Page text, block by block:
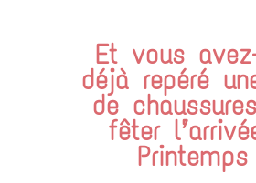
Et vous
déjà repéré
de
fêter